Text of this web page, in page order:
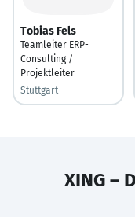
Tobias Fels
Teamleiter ERP-
Consulting /
Projektleiter
Stuttgart
XING –